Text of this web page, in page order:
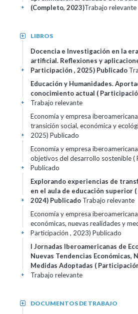
(Completo, 2023)Trabajo relevante
+
LIBROS
+
Docencia e Investigación en la
artificial. Reflexiones y
Participación , 2025) Publicado
+
Educación y Humanidades.
conocimiento actual (
Trabajo relevante
+
Economía y empresa
transición social, económica y
2025) Publicado
+
Economía y empresa
objetivos del desarrollo sostenible (
Publicado
+
Explorando experiencias de
en el aula de educación superior
2024) Publicado Trabajo relevante
+
Economía y empresa
económicas, nuevas realidades y
Participación , 2023) Publicado
+
I Jornadas Iberoamericanas de
Nuevas Tendencias Económicas,
Medidas Adoptadas (
Trabajo relevante
+
DOCUMENTOS DE TRABAJO
+